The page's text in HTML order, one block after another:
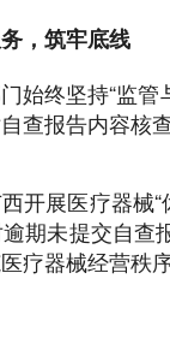
，筑牢底线
始终坚持“监
查报告内容核
开展医疗器械
期未提交自查
疗器械经营秩